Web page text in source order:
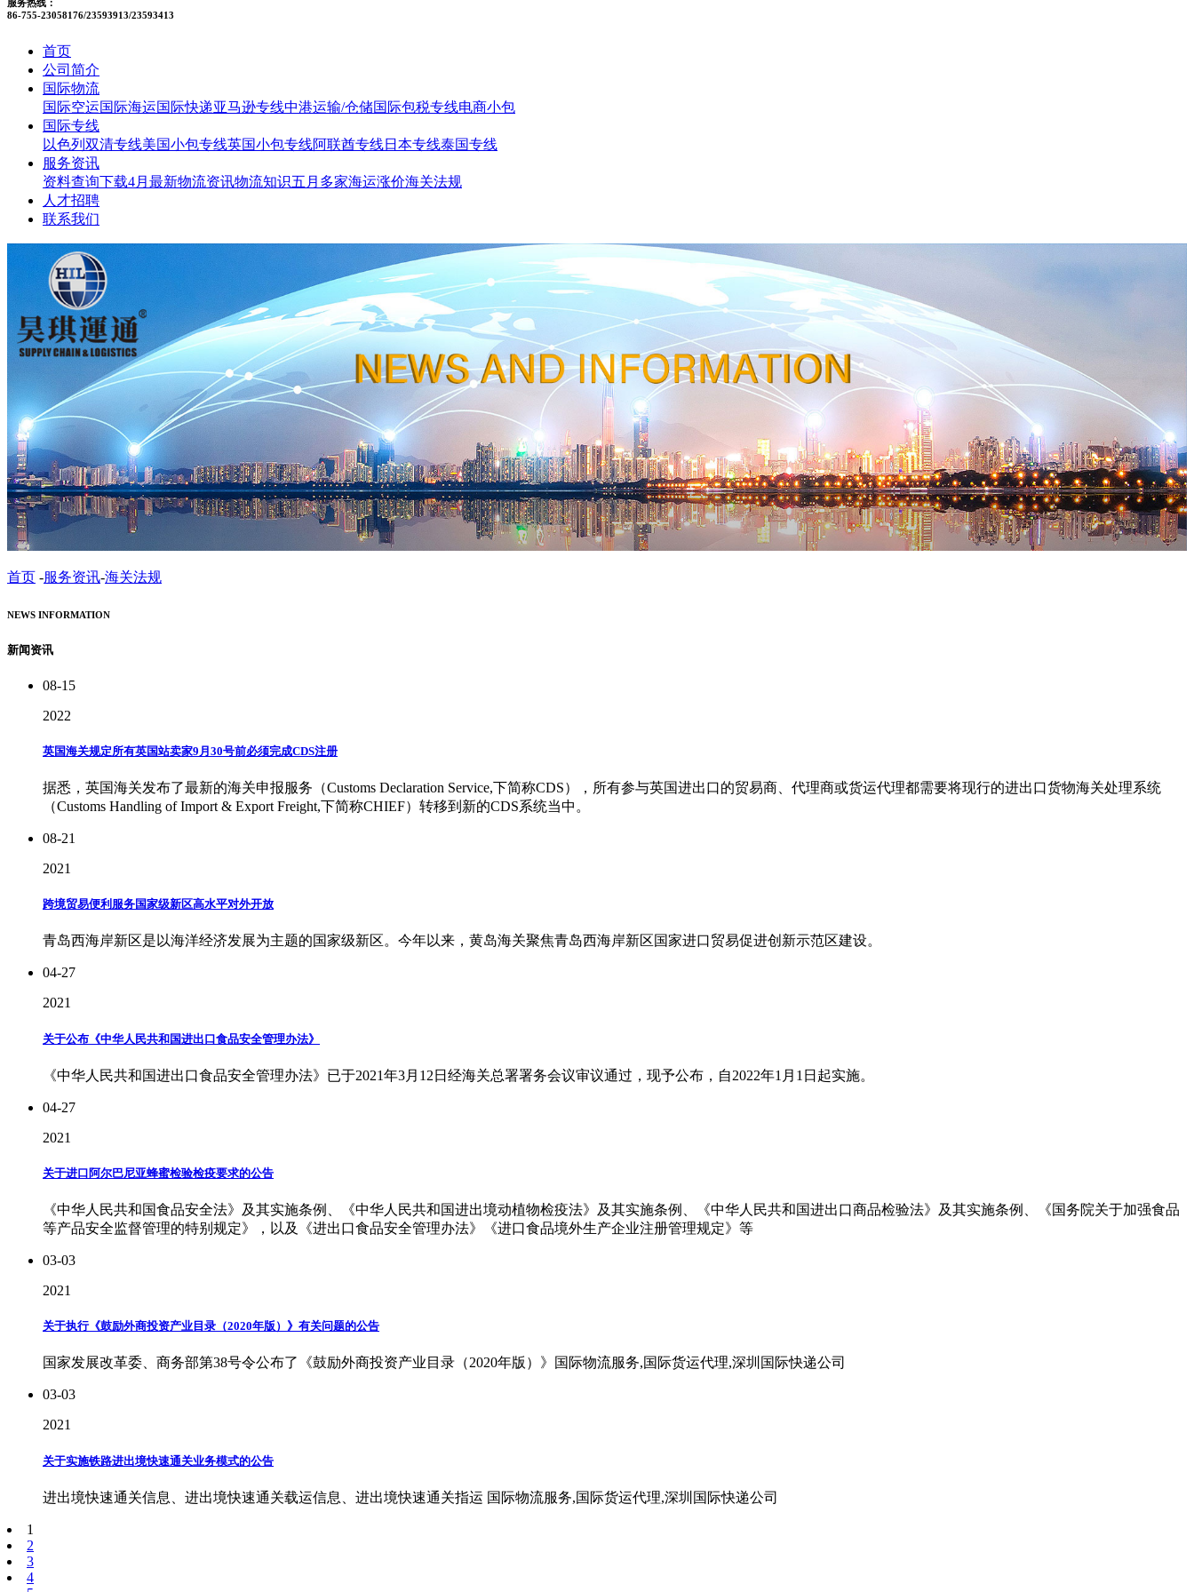
服务热线：
86-755-23058176/23593913/23593413
首页
公司简介
国际物流
国际空运国际海运国际快递亚马逊专线中港运输/仓储国际包税专线电商小包
国际专线
以色列双清专线美国小包专线英国小包专线阿联酋专线日本专线泰国专线
服务资讯
资料查询下载4月最新物流资讯物流知识五月多家海运涨价海关法规
人才招聘
联系我们
首页 -服务资讯-海关法规
NEWS INFORMATION
新闻资讯
08-15
2022
英国海关规定所有英国站卖家9月30号前必须完成CDS注册
据悉，英国海关发布了最新的海关申报服务（Customs Declaration Service,下简称CDS），所有参与英国进出口的贸易商、代理商或货运代理都需要将现行的进出口货物海关处理系统
（Customs Handling of Import & Export Freight,下简称CHIEF）转移到新的CDS系统当中。
08-21
2021
跨境贸易便利服务国家级新区高水平对外开放
青岛西海岸新区是以海洋经济发展为主题的国家级新区。今年以来，黄岛海关聚焦青岛西海岸新区国家进口贸易促进创新示范区建设。
04-27
2021
关于公布《中华人民共和国进出口食品安全管理办法》
《中华人民共和国进出口食品安全管理办法》已于2021年3月12日经海关总署署务会议审议通过，现予公布，自2022年1月1日起实施。
04-27
2021
关于进口阿尔巴尼亚蜂蜜检验检疫要求的公告
《中华人民共和国食品安全法》及其实施条例、《中华人民共和国进出境动植物检疫法》及其实施条例、《中华人民共和国进出口商品检验法》及其实施条例、《国务院关于加强食品
等产品安全监督管理的特别规定》，以及《进出口食品安全管理办法》《进口食品境外生产企业注册管理规定》等
03-03
2021
关于执行《鼓励外商投资产业目录（2020年版）》有关问题的公告
国家发展改革委、商务部第38号令公布了《鼓励外商投资产业目录（2020年版）》国际物流服务,国际货运代理,深圳国际快递公司
03-03
2021
关于实施铁路进出境快速通关业务模式的公告
进出境快速通关信息、进出境快速通关载运信息、进出境快速通关指运 国际物流服务,国际货运代理,深圳国际快递公司
1
2
3
4